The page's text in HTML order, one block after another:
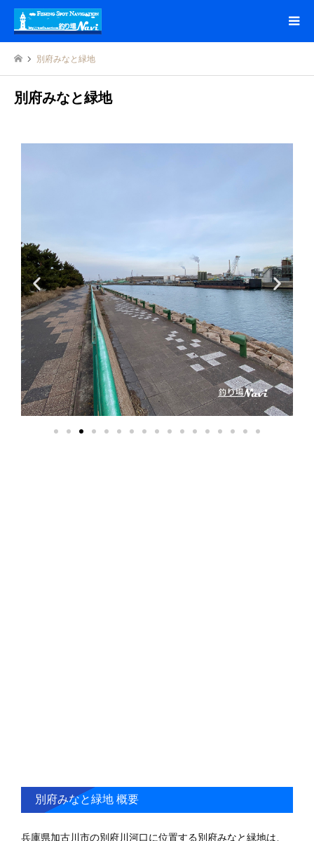
別府みなと緑地
別府みなと緑地
別府みなと緑地 概要
兵庫県加古川市の別府川河口に位置する別府みなと緑地は、